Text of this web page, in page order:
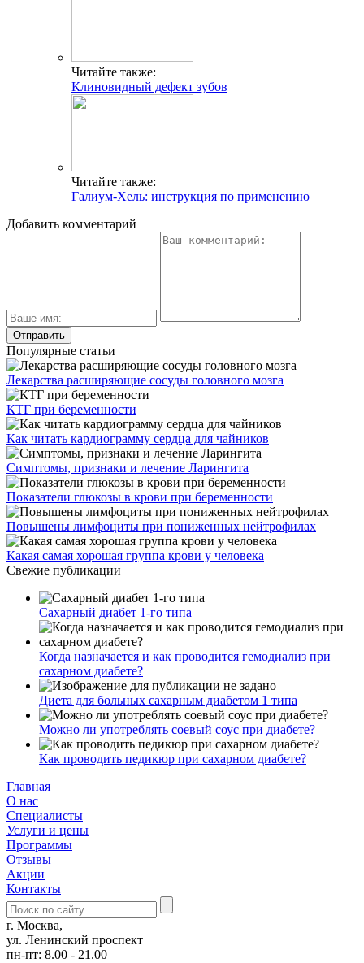
Читайте также:
Клиновидный дефект зубов
Читайте также:
Галиум-Хель: инструкция по применению
Добавить комментарий
Популярные статьи
Лекарства расширяющие сосуды головного мозга
КТГ при беременности
Как читать кардиограмму сердца для чайников
Симптомы, признаки и лечение Ларингита
Показатели глюкозы в крови при беременности
Повышены лимфоциты при пониженных нейтрофилах
Какая самая хорошая группа крови у человека
Свежие публикации
Сахарный диабет 1-го типа
Когда назначается и как проводится гемодиализ при
сахарном диабете?
Диета для больных сахарным диабетом 1 типа
Можно ли употреблять соевый соус при диабете?
Как проводить педикюр при сахарном диабете?
Главная
О нас
Cпециалисты
Услуги и цены
Программы
Отзывы
Акции
Контакты
г. Москва,
ул. Ленинский проспект
пн-пт: 8.00 - 21.00